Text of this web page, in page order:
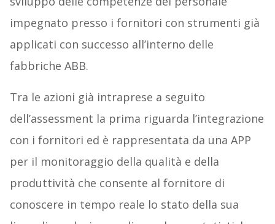
impegnato presso i fornitori con strumenti già
applicati con successo all’interno delle
fabbriche ABB.
Tra le azioni già intraprese a seguito
dell’assessment la prima riguarda l’integrazione
con i fornitori ed è rappresentata da una APP
per il monitoraggio della qualità e della
produttività che consente al fornitore di
conoscere in tempo reale lo stato della sua